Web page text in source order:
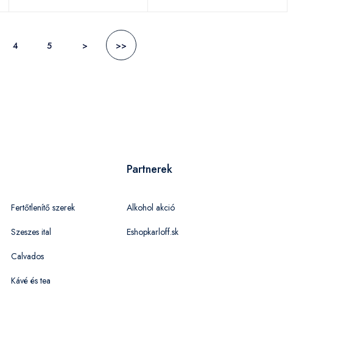
4 5 > >>
Fertőtlenítő szerek
Szeszes ital
Calvados
Kávé és tea
Partnerek
Alkohol akció
Eshopkarloff.sk